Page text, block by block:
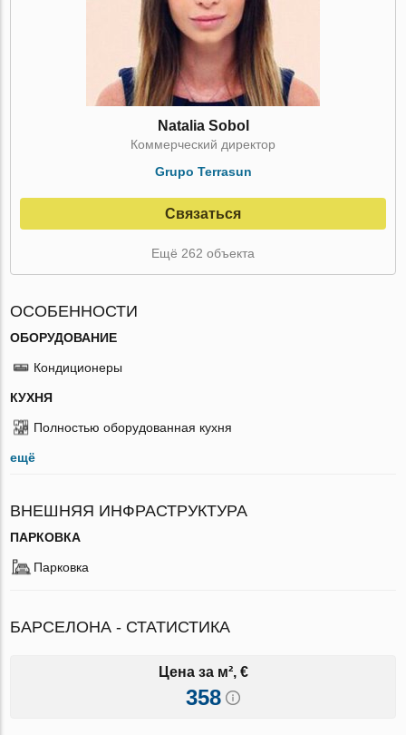
Natalia Sobol
Коммерческий директор
Grupo Terrasun
Связаться
Ещё 262 объекта
ОСОБЕННОСТИ
ОБОРУДОВАНИЕ
Кондиционеры
КУХНЯ
Полностью оборудованная кухня
ещё
ВНЕШНЯЯ ИНФРАСТРУКТУРА
ПАРКОВКА
Парковка
БАРСЕЛОНА - СТАТИСТИКА
Цена за м², €
358